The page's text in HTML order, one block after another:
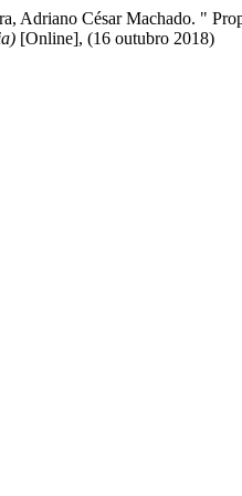
Adriano César Machado. "
[Online], (16 outubro 2018)